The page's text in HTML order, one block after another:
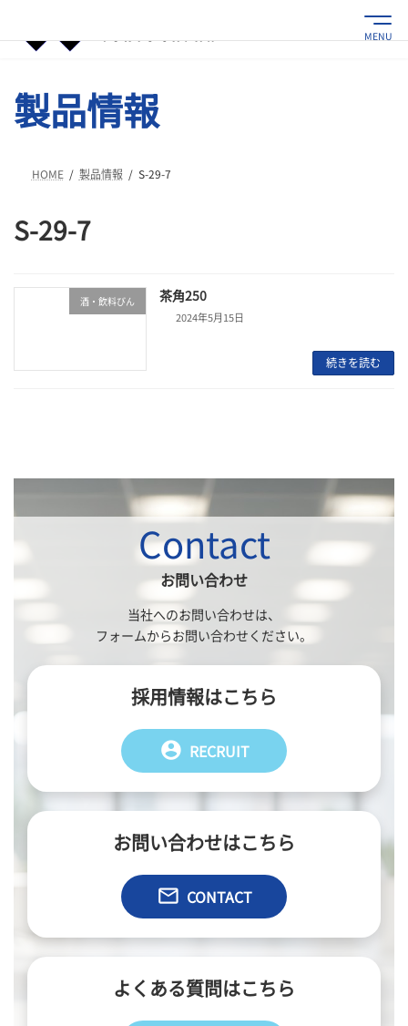
テ
ゲ
製品情報
HOME 製品情報 S-29-7
S-29-7
酒・飲料びん 茶角250
2024年5月15日
続きを読む
お問い合わせ
Contact
当社へのお問い合わせは、
フォームからお問い合わせください。
採用情報はこちら
account_circle RECRUIT
お問い合わせはこちら
email CONTACT
よくある質問はこちら
MENU